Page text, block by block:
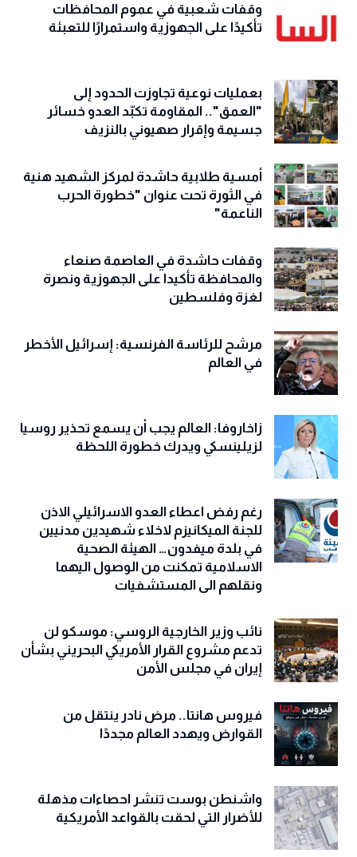
وقفات شعبية في عموم المحافظات
تأكيدًا على الجهوزية واستمرارًا للتعبئة
بعمليات نوعية تجاوزت الحدود إلى
"العمق".. المقاومة تكبّد العدو خسائر
جسيمة وإقرار صهيوني بالنزيف
أمسية طلابية حاشدة لمركز الشهيد هنية
في الثورة تحت عنوان "خطورة الحرب
الناعمة"
وقفات حاشدة في العاصمة صنعاء
والمحافظة تأكيدا على الجهوزية ونصرة
لغزة وفلسطين
مرشح للرئاسة الفرنسية: إسرائيل الأخطر
في العالم
زاخاروفا: العالم يجب أن يسمع تحذير روسيا
لزيلينسكي ويدرك خطورة اللحظة
رغم رفض اعطاء العدو الاسرائيلي الاذن
للجنة الميكانيزم لاخلاء شهيدين مدنيين
في بلدة ميفدون… الهيئة الصحية
الاسلامية تمكنت من الوصول اليهما
ونقلهم الى المستشفيات
نائب وزير الخارجية الروسي: موسكو لن
تدعم مشروع القرار الأمريكي البحريني بشأن
إيران في مجلس الأمن
فيروس هانتا.. مرض نادر ينتقل من
القوارض ويهدد العالم مجددًا
واشنطن بوست تنشر احصاءات مذهلة
للأضرار التي لحقت بالقواعد الأمريكية